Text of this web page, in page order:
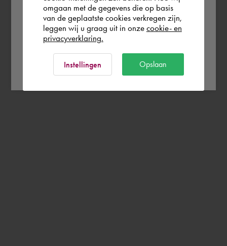
Rest of the world
omgaan met de gegevens die op basis
van de geplaatste cookies verkregen zijn,
leggen wij u graag uit in onze cookie- en
privacyverklaring.
Instellingen Opslaan